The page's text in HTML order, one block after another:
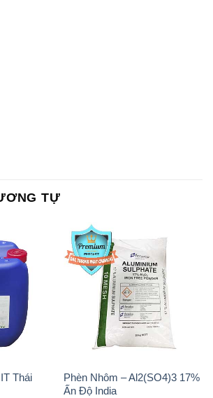
Thái
Phèn Nhôm – Al2(SO4)3 17%
Ấn Độ India